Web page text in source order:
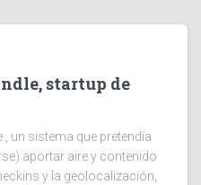
startup de
un sistema que pretendía
aportar aire y contenido
y la geolocalización,